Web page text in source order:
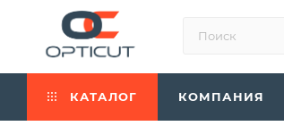
КАТАЛОГ КОМПАНИЯ